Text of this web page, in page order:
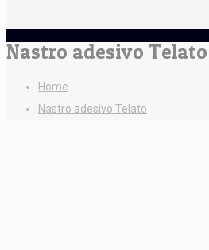
Nastro adesivo Telato
Home
Nastro adesivo Telato